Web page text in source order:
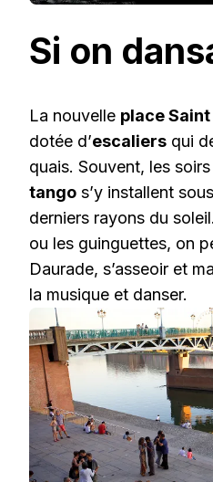
Si on
La nouvelle place
dotée d’escaliers qui
quais. Souvent, les
tango s’y installent
derniers rayons du
ou les guinguettes, on
Daurade, s’asseoir et
la musique et danser.